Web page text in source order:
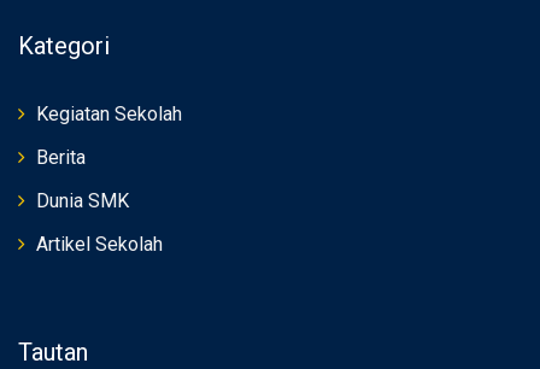
Kategori
Kegiatan Sekolah
Berita
Dunia SMK
Artikel Sekolah
Tautan